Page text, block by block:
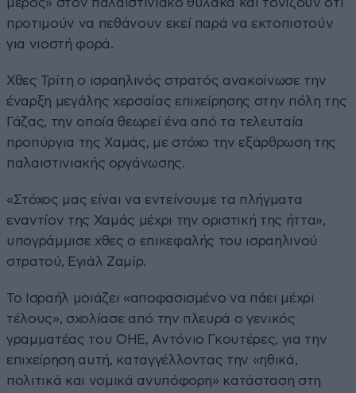
μέρος» στον παλαιστινιακό θύλακα και τονίζουν ότι
προτιμούν να πεθάνουν εκεί παρά να εκτοπιστούν
για νιοστή φορά.
Χθες Τρίτη ο ισραηλινός στρατός ανακοίνωσε την
έναρξη μεγάλης χερσαίας επιχείρησης στην πόλη της
Γάζας, την οποία θεωρεί ένα από τα τελευταία
προπύργια της Χαμάς, με στόχο την εξάρθρωση της
παλαιστινιακής οργάνωσης.
«Στόχος μας είναι να εντείνουμε τα πλήγματα
εναντίον της Χαμάς μέχρι την οριστική της ήττα»,
υπογράμμισε χθες ο επικεφαλής του ισραηλινού
στρατού, Εγιάλ Ζαμίρ.
Το Ισραήλ μοιάζει «αποφασισμένο να πάει μέχρι
τέλους», σχολίασε από την πλευρά ο γενικός
γραμματέας του ΟΗΕ, Αντόνιο Γκουτέρες, για την
επιχείρηση αυτή, καταγγέλλοντας την «ηθικά,
πολιτικά και νομικά ανυπόφορη» κατάσταση στη